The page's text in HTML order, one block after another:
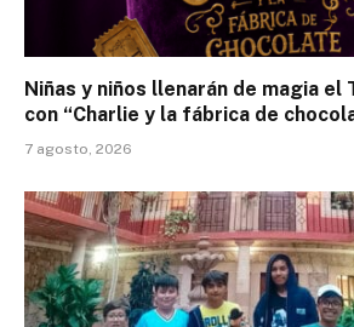
Niñas y niños llenarán de magia el
con “Charlie y la fábrica de
7 agosto, 2026